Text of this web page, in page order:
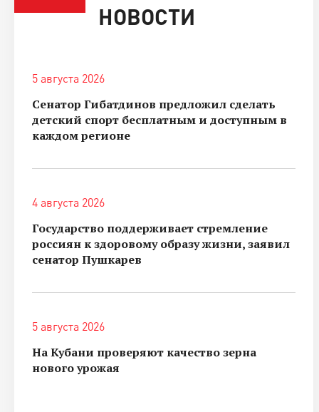
НОВОСТИ
5 августа 2026
Сенатор Гибатдинов предложил сделать
детский спорт бесплатным и доступным в
каждом регионе
4 августа 2026
Государство поддерживает стремление
россиян к здоровому образу жизни, заявил
сенатор Пушкарев
5 августа 2026
На Кубани проверяют качество зерна
нового урожая